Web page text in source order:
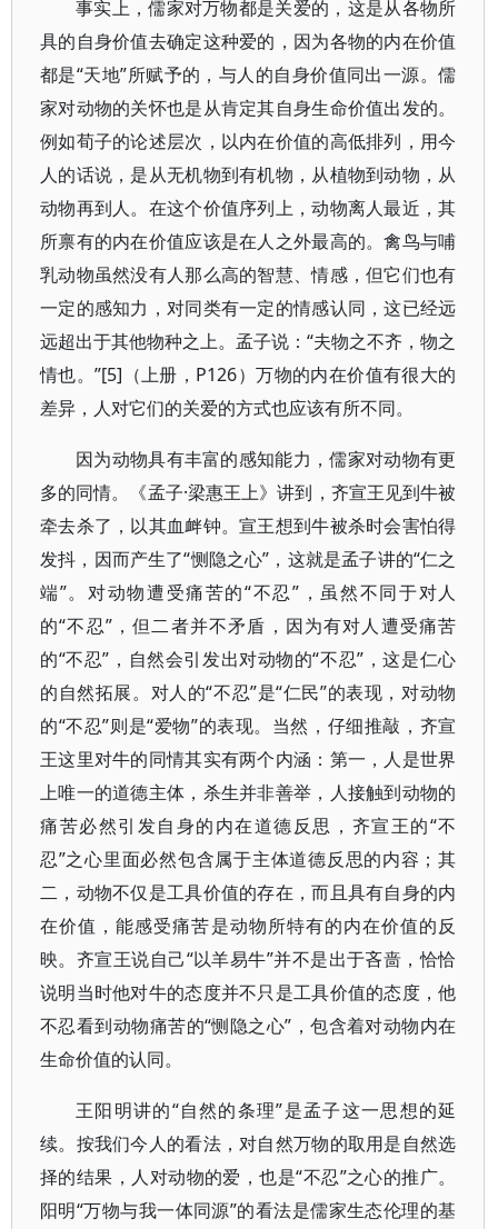
事实上，儒家对万物都是关爱的，这是从各物所
具的自身价值去确定这种爱的，因为各物的内在价值
都是“天地”所赋予的，与人的自身价值同出一源。儒
家对动物的关怀也是从肯定其自身生命价值出发的。
例如荀子的论述层次，以内在价值的高低排列，用今
人的话说，是从无机物到有机物，从植物到动物，从
动物再到人。在这个价值序列上，动物离人最近，其
所禀有的内在价值应该是在人之外最高的。禽鸟与哺
乳动物虽然没有人那么高的智慧、情感，但它们也有
一定的感知力，对同类有一定的情感认同，这已经远
远超出于其他物种之上。孟子说：“夫物之不齐，物之
情也。”[5]（上册，P126）万物的内在价值有很大的
差异，人对它们的关爱的方式也应该有所不同。
因为动物具有丰富的感知能力，儒家对动物有更
多的同情。《孟子·梁惠王上》讲到，齐宣王见到牛被
牵去杀了，以其血衅钟。宣王想到牛被杀时会害怕得
发抖，因而产生了“恻隐之心”，这就是孟子讲的“仁之
端”。对动物遭受痛苦的“不忍”，虽然不同于对人
的“不忍”，但二者并不矛盾，因为有对人遭受痛苦
的“不忍”，自然会引发出对动物的“不忍”，这是仁心
的自然拓展。对人的“不忍”是“仁民”的表现，对动物
的“不忍”则是“爱物”的表现。当然，仔细推敲，齐宣
王这里对牛的同情其实有两个内涵：第一，人是世界
上唯一的道德主体，杀生并非善举，人接触到动物的
痛苦必然引发自身的内在道德反思，齐宣王的“不
忍”之心里面必然包含属于主体道德反思的内容；其
二，动物不仅是工具价值的存在，而且具有自身的内
在价值，能感受痛苦是动物所特有的内在价值的反
映。齐宣王说自己“以羊易牛”并不是出于吝啬，恰恰
说明当时他对牛的态度并不只是工具价值的态度，他
不忍看到动物痛苦的“恻隐之心”，包含着对动物内在
生命价值的认同。
王阳明讲的“自然的条理”是孟子这一思想的延
续。按我们今人的看法，对自然万物的取用是自然选
择的结果，人对动物的爱，也是“不忍”之心的推广。
阳明“万物与我一体同源”的看法是儒家生态伦理的基